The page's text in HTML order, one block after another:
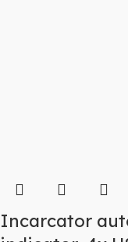
Incarcator